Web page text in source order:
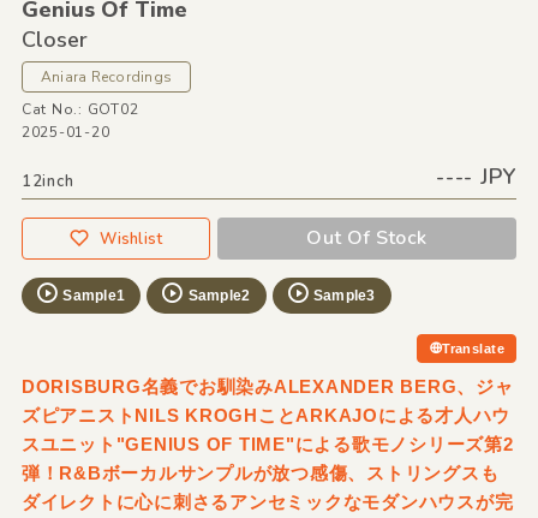
Genius Of Time
Closer
Aniara Recordings
Cat No.: GOT02
2025-01-20
12inch ---- JPY
Wishlist Out Of Stock
Sample1 Sample2 Sample3
Translate
DORISBURG名義でお馴染みALEXANDER BERG、ジャ
ズピアニストNILS KROGHことARKAJOによる才人ハウ
スユニット"GENIUS OF TIME"による歌モノシリーズ第2
弾！R&Bボーカルサンプルが放つ感傷、ストリングスも
ダイレクトに心に刺さるアンセミックなモダンハウスが完